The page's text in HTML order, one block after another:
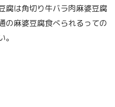
腐は角切り牛バラ肉麻婆豆腐
の麻婆豆腐食べられるっての